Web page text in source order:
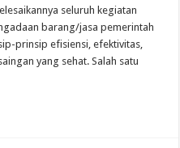
seluruh kegiatan
barang/jasa pemerintah
prinsip efisiensi, efektivitas,
yang sehat. Salah satu